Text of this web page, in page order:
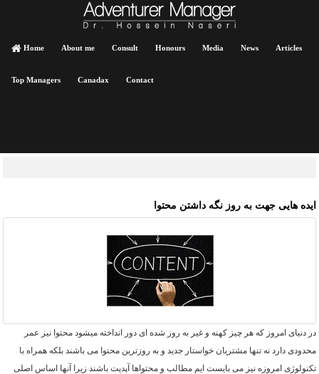
Home About me Consult Honours Media News Articles
Top Managers Canadax Contact
هایی جهت به روز نگه داشتن محتوا
دنیای امروز که هر چیز کهنه و غیر به روز شده ای دور انداخته میشود محتوا نیز عمر
دارد نه تنها مشتریان خواستار جدید و به روزترین محتوا می باشند بلکه همراه با
امروزه نیز می بایست ایم مطالب و محتواها آپدیت باشند زیرا آنها اساس اصلی